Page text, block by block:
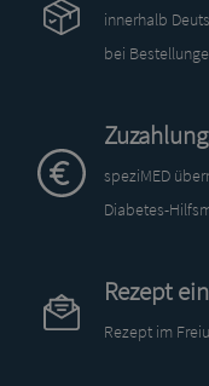
innerhalb
bei
speziMED
Diabetes-
Rezept
Rezept im